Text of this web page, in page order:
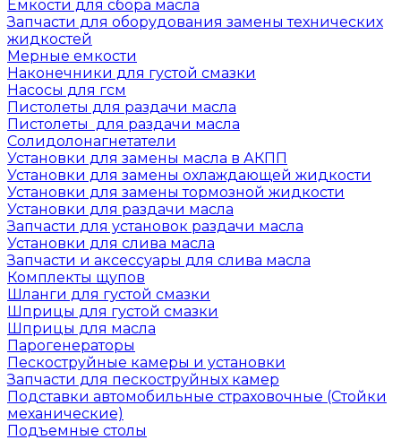
Емкости для сбора масла
Запчасти для оборудования замены технических
жидкостей
Мерные емкости
Наконечники для густой смазки
Насосы для гсм
Пистолеты для раздачи масла
Пистолеты для раздачи масла
Солидолонагнетатели
Установки для замены масла в АКПП
Установки для замены охлаждающей жидкости
Установки для замены тормозной жидкости
Установки для раздачи масла
Запчасти для установок раздачи масла
Установки для слива масла
Запчасти и аксессуары для слива масла
Комплекты щупов
Шланги для густой смазки
Шприцы для густой смазки
Шприцы для масла
Парогенераторы
Пескоструйные камеры и установки
Запчасти для пескоструйных камер
Подставки автомобильные страховочные (Стойки
механические)
Подъемные столы